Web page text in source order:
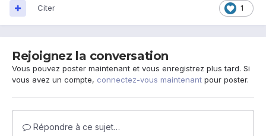
1
Citer
Rejoignez la conversation
Vous pouvez poster maintenant et vous enregistrez plus tard. Si
vous avez un compte, connectez-vous maintenant pour poster.
Répondre à ce sujet…